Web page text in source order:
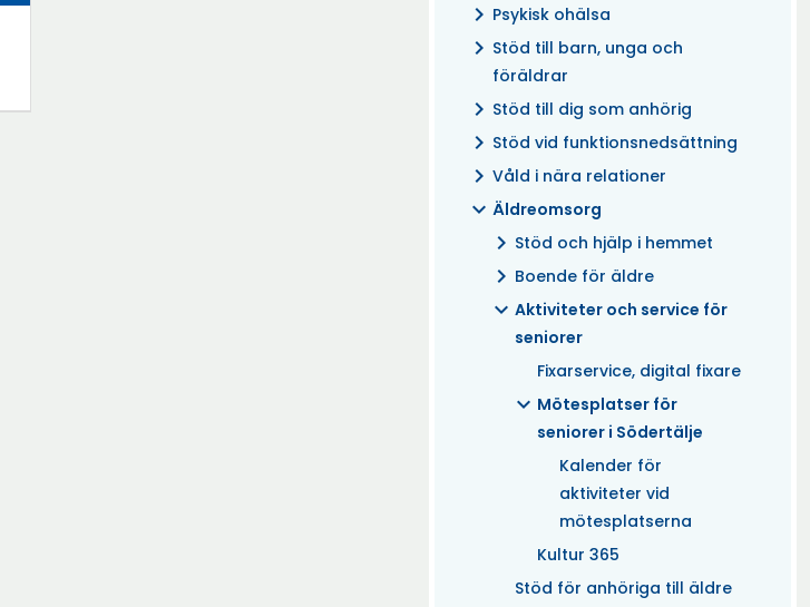
chevron_right Psykisk ohälsa
chevron_right Stöd till barn, unga och
föräldrar
chevron_right Stöd till dig som anhörig
chevron_right Stöd vid funktionsnedsättning
chevron_right Våld i nära relationer
expand_more Äldreomsorg
chevron_right Stöd och hjälp i hemmet
chevron_right Boende för äldre
expand_more Aktiviteter och service för
seniorer
Fixarservice, digital fixare
expand_more Mötesplatser för
seniorer i Södertälje
Kalender för
aktiviteter vid
mötesplatserna
Kultur 365
Stöd för anhöriga till äldre